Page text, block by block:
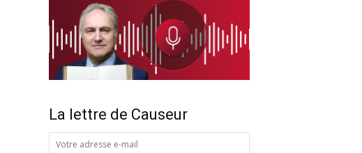
La lettre de Causeur